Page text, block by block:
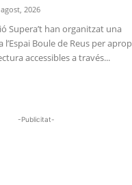
2026
Supera’t han organitzat una
Boule de Reus per
accessibles a través...
-Publicitat-